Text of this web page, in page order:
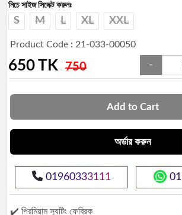
নিচে সাইজ সিলেক্ট করুনঃ
S M L XL XXL
Product Code : 21-033-00050
650TK 750 -
Add to Cart
অর্ডার করুন
01960333111
✔️ প্রিমিয়াম স্যুটিং ফেব্রিক